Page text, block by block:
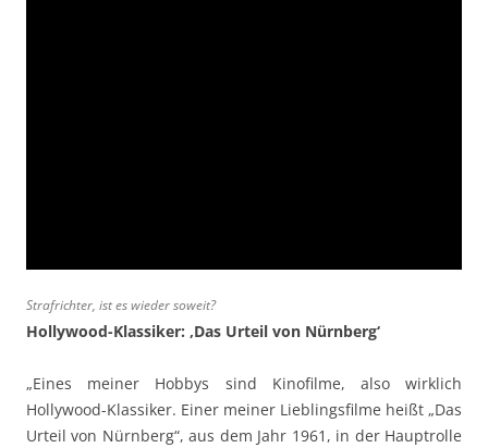
Strafrichter, ist es wieder soweit?
Hollywood-Klassiker: ‚Das Urteil von Nürnberg‘
„Eines meiner Hobbys sind Kinofilme, also wirklich
Hollywood-Klassiker. Einer meiner Lieblingsfilme heißt „Das
Urteil von Nürnberg“, aus dem Jahr 1961, in der Hauptrolle